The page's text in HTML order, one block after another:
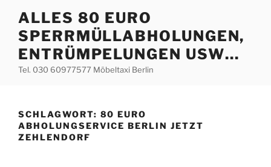
Inhalt
springen
ALLES 80 EURO
SPERRMÜLLABHOLUNGEN,
ENTRÜMPELUNGEN USW…
Tel. 030 60977577 Möbeltaxi Berlin
SCHLAGWORT: 80 EURO
ABHOLUNGSERVICE BERLIN JETZT
ZEHLENDORF